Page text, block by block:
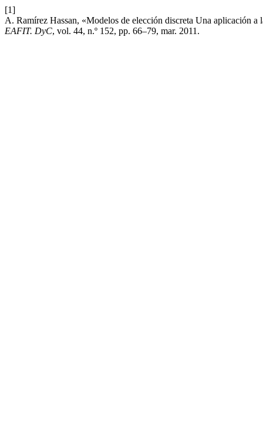
[1]
A. Ramírez Hassan, «Modelos de elección discreta Una aplicación
EAFIT. DyC, vol. 44, n.º 152, pp. 66–79, mar. 2011.